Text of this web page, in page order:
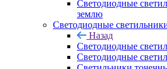
Светодиодные
землю
Светодиодные
Назад
Светодиодные
Светодиодные